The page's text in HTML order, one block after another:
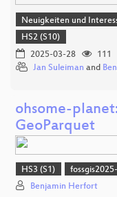
Neuigkeiten und
HS2 (S10)
2025-03-28
111
Jan Suleiman and
ohsome-
GeoParquet
HS3 (S1)
Benjamin Herfort